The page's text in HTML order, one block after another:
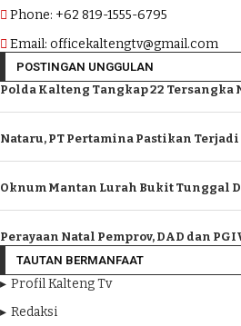
Phone: +62 819-1555-6795
Email: officekaltengtv@gmail.com
POSTINGAN UNGGULAN
Polda Kalteng Tangkap 22 Tersangka
Nataru, PT Pertamina Pastikan
Oknum Mantan Lurah Bukit Tunggal
Perayaan Natal Pemprov, DAD dan
TAUTAN BERMANFAAT
Profil Kalteng Tv
Redaksi